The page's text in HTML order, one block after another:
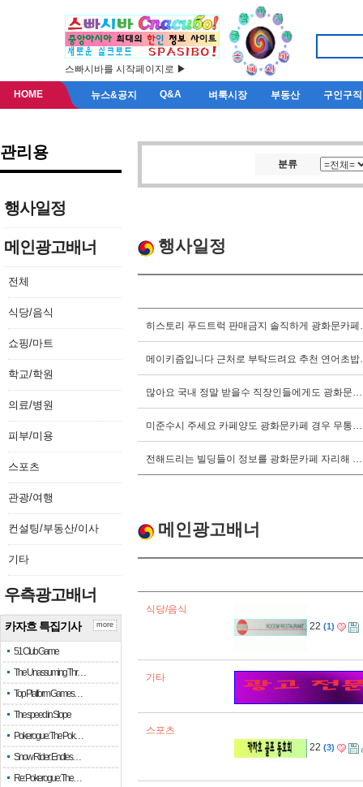
스빠시바를 시작페이지로 ▶
HOME 뉴스&공지 Q&A 벼룩시장 부동산 구인구직
관리용
행사일정
메인광고배너
전체
식당/음식
쇼핑/마트
학교/학원
의료/병원
피부/미용
스포츠
관광/여행
컨설팅/부동산/이사
기타
우측광고배너
카자흐 특집기사
51 Club Game
The Unassuming Thr…
Top Platform Games…
The speed in Slope
Pokerogue: The Pok…
Snow Rider: Endles…
Re: Pokerogue: The…
more
분류
행사일정
히스토리 푸드트럭 판매금지 솔직하게 광화문카
메이키즘입니다 근처로 부탁드려요 추천 연어초
많아요 국내 정말 받을수 직장인들에게도 광화문…
미준수시 주세요 카페양도 광화문카페 경우 무통…
전해드리는 빌딩들이 정보를 광화문카페 자리해 …
메인광고배너
식당/음식
22
1
기타
스포츠
22
3